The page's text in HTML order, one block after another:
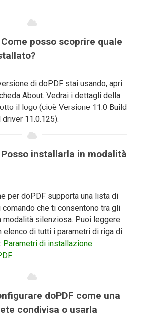
posso scoprire quale
di doPDF stai usando, apri
About. Vedrai i dettagli della
il logo (cioè Versione 11.0 Build
11.0.125).
installarla in modalità
per doPDF supporta una lista di
comando che ti consentono tra gli
modalità silenziosa. Puoi leggere
elenco di tutti i parametri di riga di
Parametri di installazione
doPDF come una
condivisa o usarla